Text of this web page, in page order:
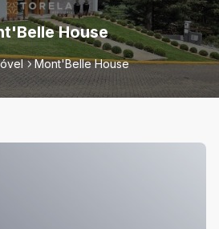
House
Mont'Belle House